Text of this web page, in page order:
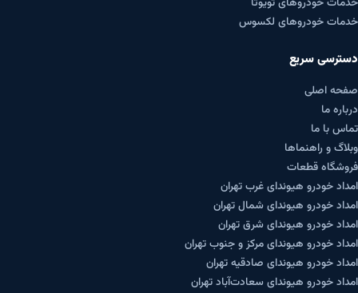
خدمات خودروهای لکسوس
دسترسی سریع
صفحه اصلی
درباره ما
تماس با ما
وبلاگ و راهنماها
فروشگاه قطعات
امداد خودرو هیوندای غرب تهران
امداد خودرو هیوندای شمال تهران
امداد خودرو هیوندای شرق تهران
امداد خودرو هیوندای مرکز و جنوب تهران
امداد خودرو هیوندای صادقیه تهران
امداد خودرو هیوندای سعادت‌آباد تهران